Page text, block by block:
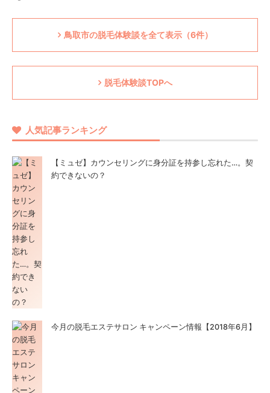
鳥取市の脱毛体験談を全て表示（6件）
脱毛体験談TOPへ
人気記事ランキング
【ミュゼ】カウンセリングに身分証を持参し忘れた…。契
約できないの？
今月の脱毛エステサロン キャンペーン情報【2018年6月】